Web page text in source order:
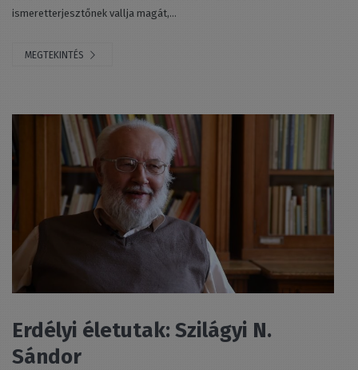
ismeretterjesztőnek vallja magát,...
MEGTEKINTÉS
Erdélyi életutak: Szilágyi N.
Sándor